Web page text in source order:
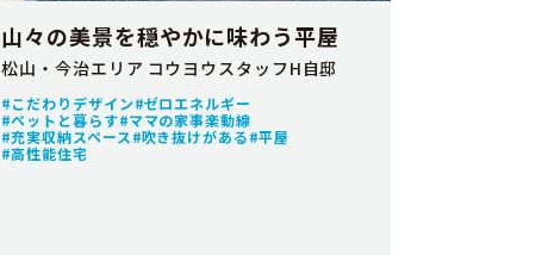
山々の美景を穏やかに味わう平屋
松山・今治エリア コウヨウスタッフH自邸
こだわりデザイン ゼロエネルギー
ペットと暮らす ママの家事楽動線
充実収納スペース 吹き抜けがある 平屋
高性能住宅